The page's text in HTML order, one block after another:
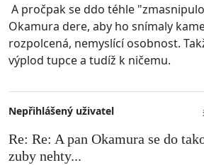
A pročpak se ddo téhle
Okamura dere, aby ho snímaly
rozpolcená, nemyslící osobnost.
výplod tupce a tudíž k ničemu.
Nepřihlášený uživatel
Re: Re: A pan Okamura se do
zuby nehty...